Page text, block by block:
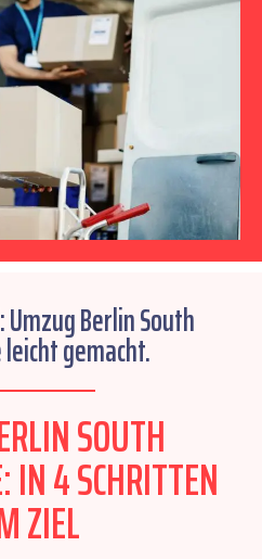
Berlin South
gemacht.
SOUTH
4 SCHRITTEN
ZIEL